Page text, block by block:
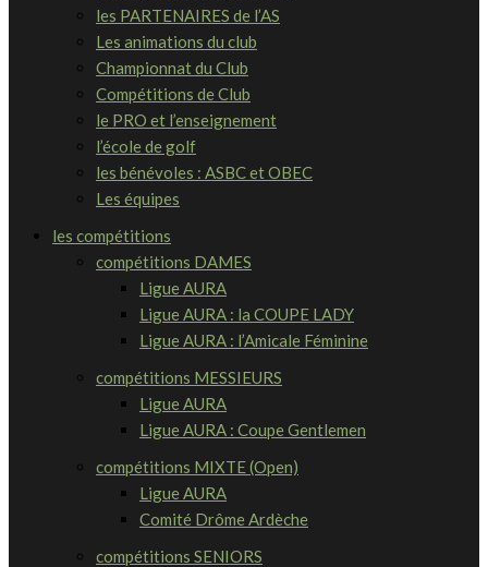
les PARTENAIRES de l’AS
Les animations du club
Championnat du Club
Compétitions de Club
le PRO et l’enseignement
l’école de golf
les bénévoles : ASBC et OBEC
Les équipes
les compétitions
compétitions DAMES
Ligue AURA
Ligue AURA : la COUPE LADY
Ligue AURA : l’Amicale Féminine
compétitions MESSIEURS
Ligue AURA
Ligue AURA : Coupe Gentlemen
compétitions MIXTE (Open)
Ligue AURA
Comité Drôme Ardèche
compétitions SENIORS